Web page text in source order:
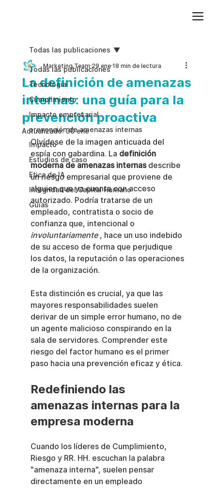
Todas las publicaciones
Tecnologia
Cumplimiento
Impacto empresarial
prevención de amenazas internas
Impacto
Estudios de caso
Etica de IA
Integridad del Capital Humano
Guias
Todas las publicaciones
La definición de amenazas
internas: una guía para la
prevención proactiva
Marketing Team 29 ene 18 min de lectura
Actualizado:30 ene
Olvídese de la imagen anticuada del
espía con gabardina. La definición
moderna de amenazas internas describe
un riesgo empresarial que proviene de
alguien que ya cuenta con acceso
autorizado. Podría tratarse de un
empleado, contratista o socio de
confianza que, intencional o
involuntariamente , hace un uso indebido
de su acceso de forma que perjudique
los datos, la reputación o las operaciones
de la organización.
Esta distinción es crucial, ya que las
mayores responsabilidades suelen
derivar de un simple error humano, no de
un agente malicioso conspirando en la
sala de servidores. Comprender este
riesgo del factor humano es el primer
paso hacia una prevención eficaz y ética.
Redefiniendo las
amenazas internas para la
empresa moderna
Cuando los líderes de Cumplimiento,
Riesgo y RR. HH. escuchan la palabra
"amenaza interna", suelen pensar
directamente en un empleado